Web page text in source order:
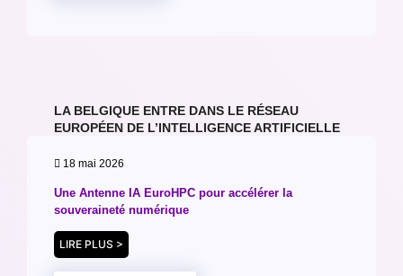
LA BELGIQUE ENTRE DANS LE RÉSEAU
EUROPÉEN DE L’INTELLIGENCE ARTIFICIELLE
18 mai 2026
Une Antenne IA EuroHPC pour accélérer la
souveraineté numérique
LIRE PLUS >